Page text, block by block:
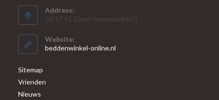
Address:
Jol 17 41 (Geen bezoekadres!)
Website:
beddenwinkel-online.nl
Sitemap
Vrienden
Nieuws